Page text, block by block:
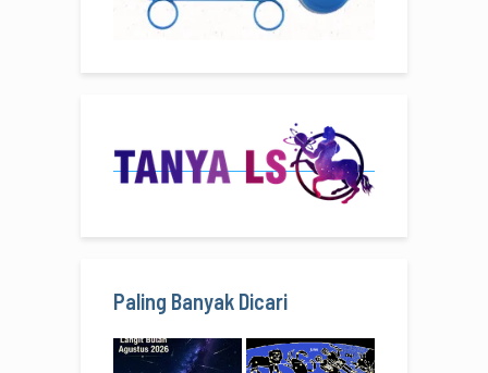
Paling Banyak Dicari